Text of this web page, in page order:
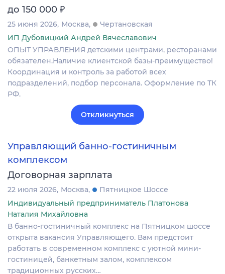
до 150 000 ₽
25 июня 2026 Москва
Чертановская
ИП Дубовицкий Андрей Вячеславович
ОПЫТ УПРАВЛЕНИЯ детскими центрами, ресторанами
обязателен.Наличие клиентской базы-преимущество!
Координация и контроль за работой всех
подразделений, подбор персонала. Оформление по ТК
РФ.
Откликнуться
Управляющий банно-гостиничным
комплексом
Договорная зарплата
22 июля 2026 Москва
Пятницкое Шоссе
Индивидуальный предприниматель Платонова
Наталия Михайловна
В банно-гостиничный комплекс на Пятницком шоссе
открыта вакансия Управляющего. Вам предстоит
работать в современном комплекс с уютной мини-
гостиницей, банкетным залом, комплексом
традиционных русских…